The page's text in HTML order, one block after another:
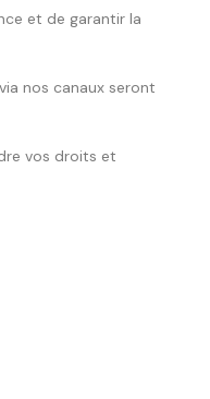
et de garantir la
nos canaux seront
vos droits et